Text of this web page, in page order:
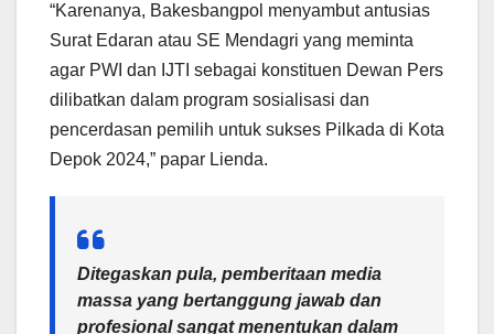
“Karenanya, Bakesbangpol menyambut antusias
Surat Edaran atau SE Mendagri yang meminta
agar PWI dan IJTI sebagai konstituen Dewan Pers
dilibatkan dalam program sosialisasi dan
pencerdasan pemilih untuk sukses Pilkada di Kota
Depok 2024,” papar Lienda.
Ditegaskan pula, pemberitaan media
massa yang bertanggung jawab dan
profesional sangat menentukan dalam